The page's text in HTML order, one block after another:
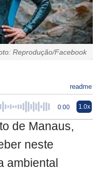
Reprodução/Facebook
readme
0:00 1.0x
de Manaus,
neste
ambiental